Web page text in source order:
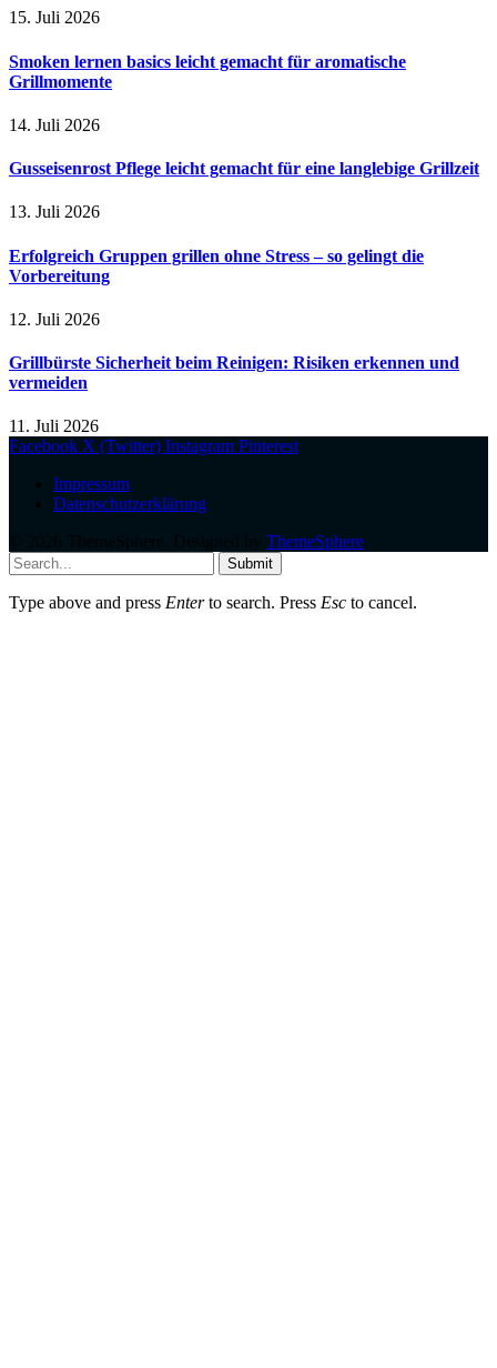
15. Juli 2026
Smoken lernen basics leicht gemacht für aromatische
Grillmomente
14. Juli 2026
Gusseisenrost Pflege leicht gemacht für eine langlebige Grillzeit
13. Juli 2026
Erfolgreich Gruppen grillen ohne Stress – so gelingt die
Vorbereitung
12. Juli 2026
Grillbürste Sicherheit beim Reinigen: Risiken erkennen und
vermeiden
11. Juli 2026
Facebook X (Twitter) Instagram Pinterest
Impressum
Datenschutzerklärung
ThemeSphere
Submit
Type above and press Enterto search. Press Esc to cancel.